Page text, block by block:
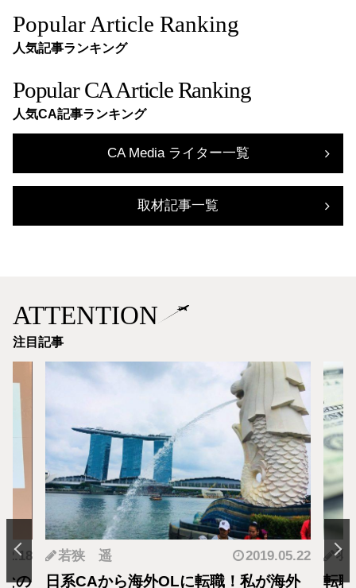
Popular Article Ranking
人気記事ランキング
Popular CA Article Ranking
人気CA記事ランキング
CA Media ライター一覧
取材記事一覧
ATTENTION
注目記事
の
若狭 遥 2019.05.22
日系CAから海外OLに転職！私が海外
羽
転